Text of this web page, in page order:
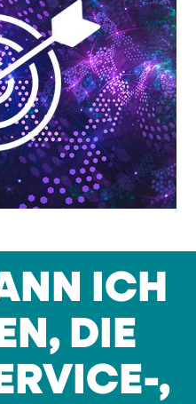
ICH
DIE
,